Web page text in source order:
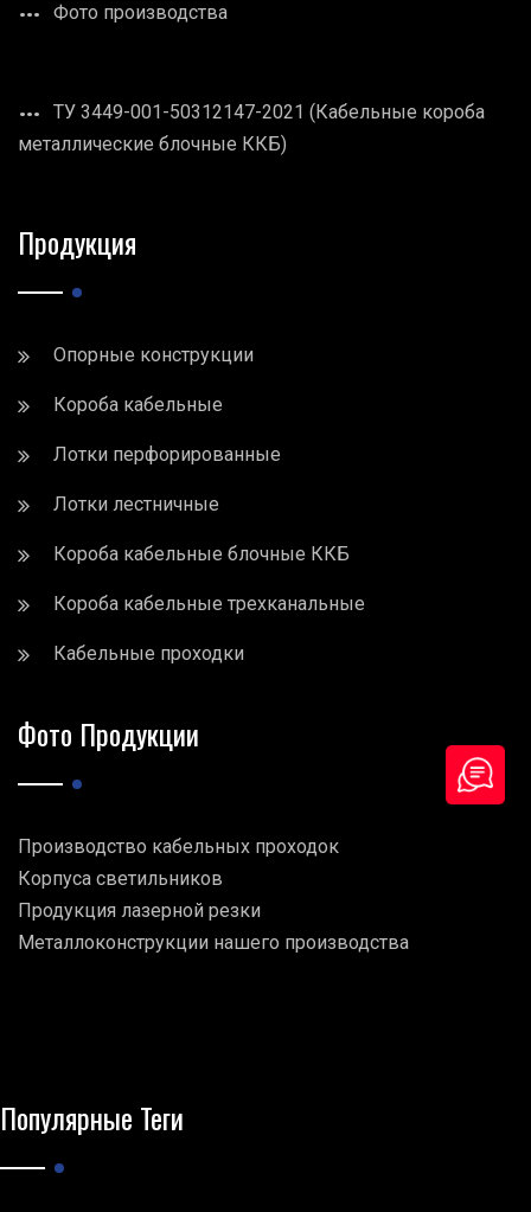
Фото производства
ТУ 3449-001-50312147-2021 (Кабельные короба
металлические блочные ККБ)
Продукция
Опорные конструкции
Короба кабельные
Лотки перфорированные
Лотки лестничные
Короба кабельные блочные ККБ
Короба кабельные трехканальные
Кабельные проходки
Фото Продукции
Производство кабельных проходок
Корпуса светильников
Продукция лазерной резки
Металлоконструкции нашего производства
Популярные Теги